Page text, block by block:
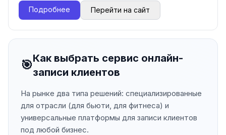
Подробнее Перейти на сайт
🎯Как выбрать сервис онлайн-
записи клиентов
На рынке два типа решений: специализированные
для отрасли (для бьюти, для фитнеса) и
универсальные платформы для записи клиентов
под любой бизнес.